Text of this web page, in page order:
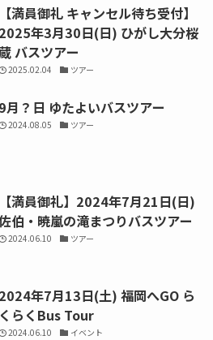
【満員御礼 キャンセル待ち受付】
2025年3月30日(日) ひがし大分桜
バスツアー
2025.02.04 ツアー
9月？日 ゆたよいバスツアー
2024.08.05 ツアー
【満員御礼】2024年7月21日(日)
伯・暁嵐の滝まつりバスツアー
2024.06.10 ツアー
2024年7月13日(土) 福岡へGO ら
くらくBus Tour
2024.06.10 イベント